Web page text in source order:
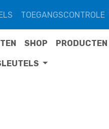
TOEGANGSCONTROLE
SHOP PRODUCTEN